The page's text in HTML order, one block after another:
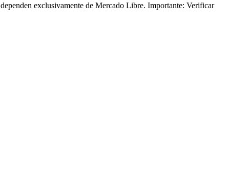
exclusivamente de Mercado Libre. Importante: Verificar